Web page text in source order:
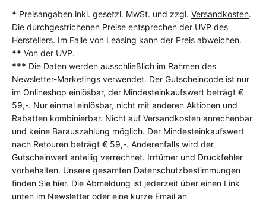
* Preisangaben inkl. gesetzl. MwSt. und zzgl. Versandkosten.
Die durchgestrichenen Preise entsprechen der UVP des
Herstellers. Im Falle von Leasing kann der Preis abweichen.
** Von der UVP.
*** Die Daten werden ausschließlich im Rahmen des
Newsletter-Marketings verwendet. Der Gutscheincode ist nur
im Onlineshop einlösbar, der Mindesteinkaufswert beträgt €
59,-. Nur einmal einlösbar, nicht mit anderen Aktionen und
Rabatten kombinierbar. Nicht auf Versandkosten anrechenbar
und keine Barauszahlung möglich. Der Mindesteinkaufswert
nach Retouren beträgt € 59,-. Anderenfalls wird der
Gutscheinwert anteilig verrechnet. Irrtümer und Druckfehler
vorbehalten. Unsere gesamten Datenschutzbestimmungen
finden Sie hier. Die Abmeldung ist jederzeit über einen Link
unten im Newsletter oder eine kurze Email an